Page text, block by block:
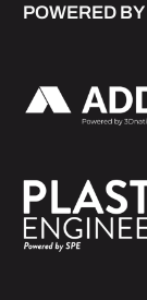
POWERED BY